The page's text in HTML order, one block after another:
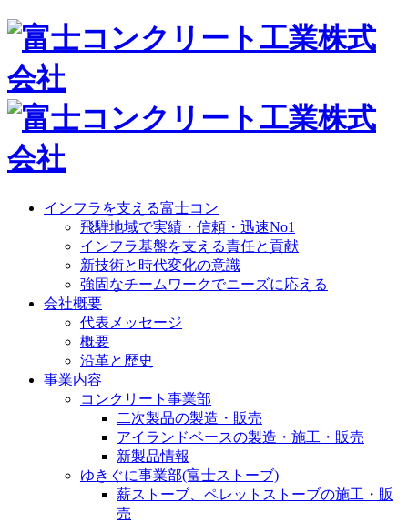
インフラを支える富士コン
飛騨地域で実績・信頼・迅速No1
インフラ基盤を支える責任と貢献
新技術と時代変化の意識
強固なチームワークでニーズに応える
会社概要
代表メッセージ
概要
沿革と歴史
事業内容
コンクリート事業部
二次製品の製造・販売
アイランドベースの製造・施工・販売
新製品情報
ゆきぐに事業部(富士ストーブ)
薪ストーブ、ペレットストーブの施工・販
売